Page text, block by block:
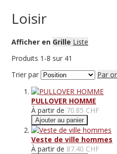
Loisir
Afficher en Grille Liste
Produits 1 -8 sur 41
Trier par
Par
PULLOVER HOMME
À partir de 70.85 CHF
Ajouter au panier
Veste de ville hommes
À partir de 87.40 CHF